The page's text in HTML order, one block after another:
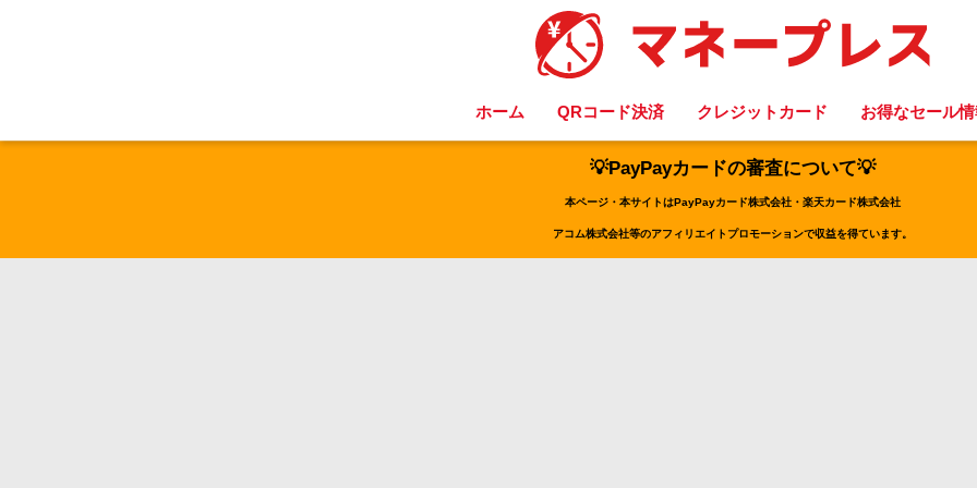
ホーム QRコード決済 クレジットカード お得なセール
💡PayPayカードの審査について💡
本ページ・本サイトはPayPayカード株式会社・楽天カード株式会社
アコム株式会社等のアフィリエイトプロモーションで収益を得ています。